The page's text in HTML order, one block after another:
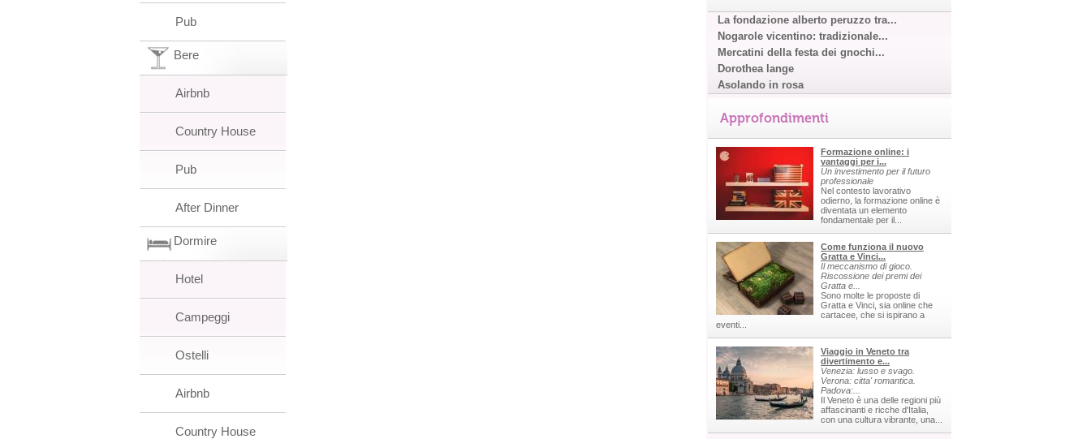
Pub
Bere
Airbnb
Country House
Pub
After Dinner
Dormire
Hotel
Campeggi
Ostelli
Airbnb
Country House
La fondazione alberto peruzzo tra...
Nogarole vicentino: tradizionale...
Mercatini della festa dei gnochi...
Dorothea lange
Asolando in rosa
Approfondimenti
Formazione online: i
vantaggi per i...
Un investimento per il futuro
professionale
Nel contesto lavorativo
odierno, la formazione online è
diventata un elemento
fondamentale per il...
Come funziona il nuovo
Gratta e Vinci...
Il meccanismo di gioco.
Riscossione dei premi dei
Gratta e...
Sono molte le proposte di
Gratta e Vinci, sia online che
cartacee, che si ispirano a
eventi...
Viaggio in Veneto tra
divertimento e...
Venezia: lusso e svago.
Verona: citta' romantica.
Padova:...
Il Veneto è una delle regioni più
affascinanti e ricche d'Italia,
con una cultura vibrante, una...